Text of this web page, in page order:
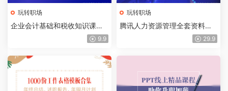
玩转职场
企业会计基础和税收知识课
9.9
玩转职场
腾讯人力资源管理全套资料下
载，HR朋友圈传疯了！
29.9